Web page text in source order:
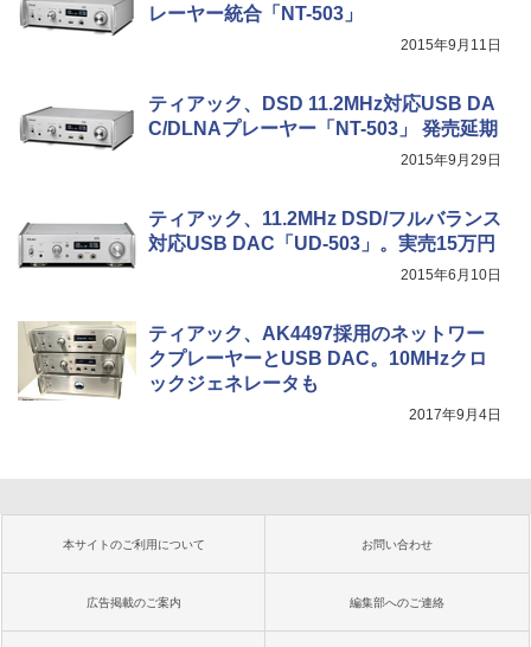
レーヤー統合「NT-503」
2015年9月11日
ティアック、DSD 11.2MHz対応USB DA
C/DLNAプレーヤー「NT-503」 発売延期
2015年9月29日
ティアック、11.2MHz DSD/フルバランス
対応USB DAC「UD-503」。実売15万円
2015年6月10日
ティアック、AK4497採用のネットワー
クプレーヤーとUSB DAC。10MHzクロ
ックジェネレータも
2017年9月4日
本サイトのご利用について お問い合わせ
広告掲載のご案内 編集部へのご連絡